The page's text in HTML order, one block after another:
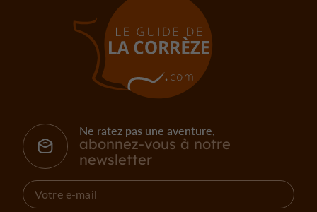
Ne ratez pas une aventure,
abonnez-vous à notre
newsletter